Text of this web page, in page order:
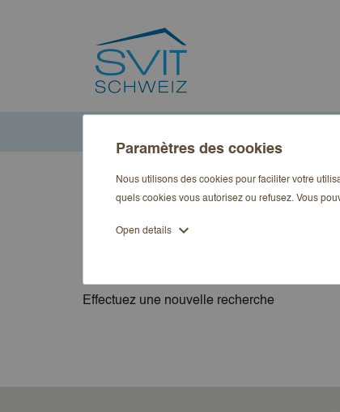
Liste des
Stephan G.
Effectuez une nouvelle recherche
Paramètres des cookies
Nous utilisons des cookies pour faciliter votre
quels cookies vous autorisez ou refusez. Vous
Open details expand_more